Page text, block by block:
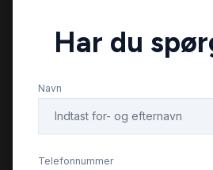
Har du
Navn
Telefonnummer